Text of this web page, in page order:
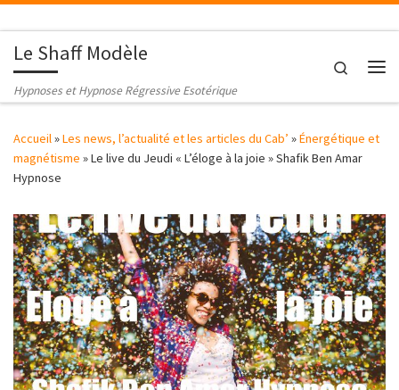
Le Shaff Modèle
Hypnoses et Hypnose Régressive Esotérique
Search
Accueil»Les news, l’actualité et les articles du Cab’ »Énergétique et
magnétisme »Le live du Jeudi « L’éloge à la joie » Shafik Ben Amar
Hypnose